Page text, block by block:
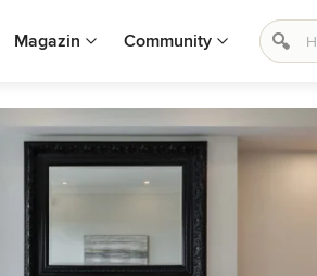
Magazin Community